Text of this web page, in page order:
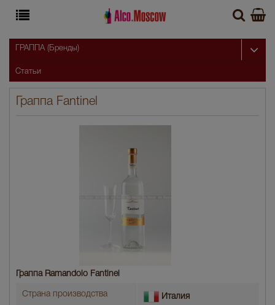
Граппа Fantinel
Граппа Ramandolo Fantinel
Страна производства Италия
ГРАППА (Бренды)
Статьи